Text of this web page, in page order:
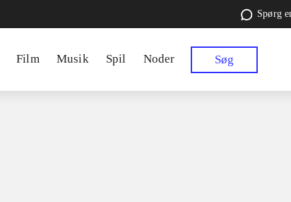
Spørg
Film Musik Spil Noder Søg